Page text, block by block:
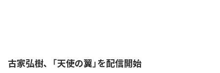
古家弘樹、「天使の翼」を配信開始